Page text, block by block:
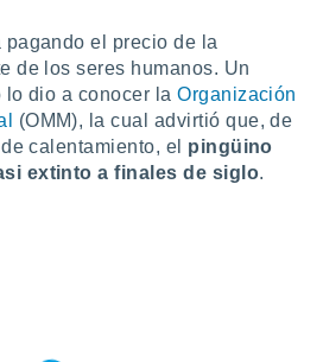
el precio de la
de los seres humanos. Un
lo dio a conocer laOrganización
(OMM), la cual advirtió que, de
calentamiento, el pingüino
extinto a finales de siglo.